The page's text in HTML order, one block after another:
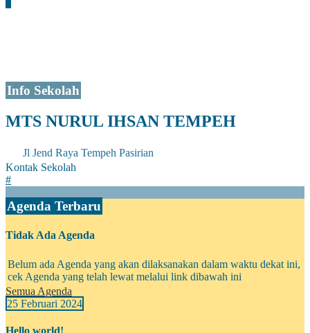
Info Sekolah
MTS NURUL IHSAN TEMPEH
Jl Jend Raya Tempeh Pasirian
Kontak Sekolah
#
Agenda Terbaru
Tidak Ada Agenda
Belum ada Agenda yang akan dilaksanakan dalam waktu dekat ini,
cek Agenda yang telah lewat melalui link dibawah ini
Semua Agenda
25 Februari 2024
Hello world!